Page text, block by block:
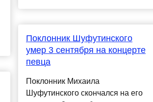
Поклонник Шуфутинского
умер 3 сентября на концерте
певца
Поклонник Михаила
Шуфутинского скончался на его